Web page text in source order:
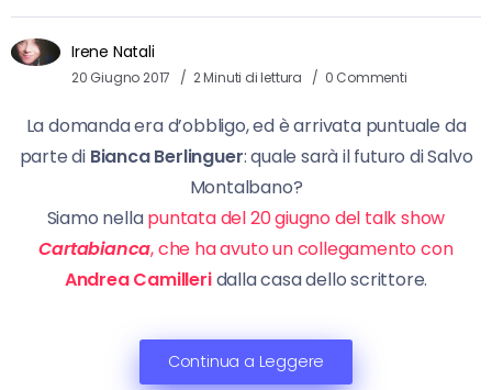
Irene Natali
20 Giugno 2017 2 Minuti di lettura 0 Commenti
La domanda era d’obbligo, ed è arrivata puntuale da
parte di Bianca Berlinguer: quale sarà il futuro di Salvo
Montalbano?
Siamo nellapuntata del 20 giugno del talk show
Cartabianca, che ha avuto un collegamento con
Andrea Camilleridalla casa dello scrittore.
Continua a Leggere